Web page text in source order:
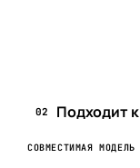
02 Подходит
СОВМЕСТИМАЯ МОДЕЛЬ